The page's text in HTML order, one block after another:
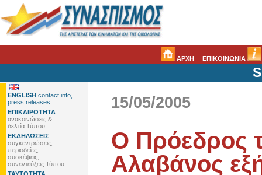
ΑΡΧΗ ΕΠΙΚΟΙΝΩΝΙΑ
ENGLISH contact info,
press releases
ΕΠΙΚΑΙΡΟΤΗΤΑ
ανακοινώσεις &
δελτία Τύπου
ΕΚΔΗΛΩΣΕΙΣ
συγκεντρώσεις,
περιοδείες,
συσκέψεις,
συνεντεύξεις Τύπου
15/05/2005
Ο Πρόεδρος
Αλαβάνος